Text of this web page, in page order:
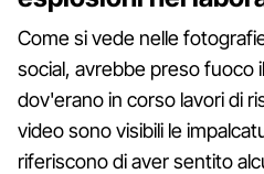
Come si vede nelle
social, avrebbe preso fuoco
dov'erano in corso lavori di
video sono visibili le
riferiscono di aver sentito